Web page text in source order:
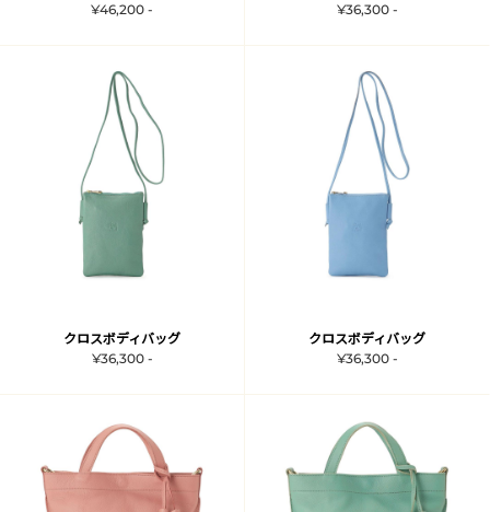
¥46,200 -
¥36,300 -
クロスボディバッグ
¥36,300 -
クロスボディバッグ
¥36,300 -